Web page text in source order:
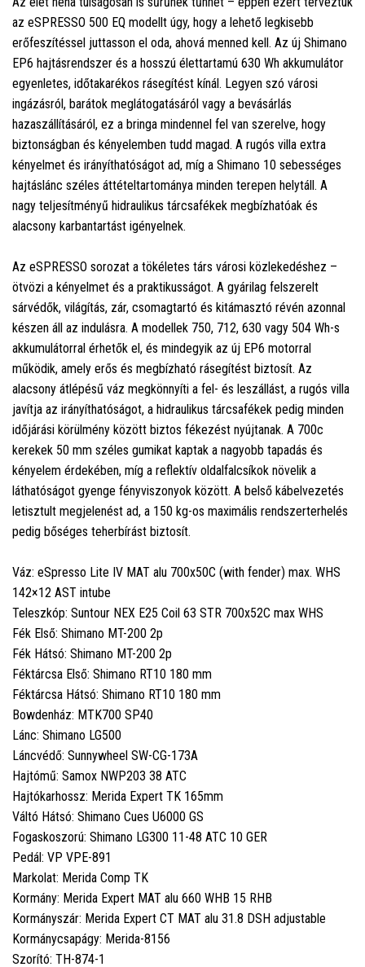
az eSPRESSO 500 EQ modellt úgy, hogy a lehető legkisebb
erőfeszítéssel juttasson el oda, ahová menned kell. Az új Shimano
EP6 hajtásrendszer és a hosszú élettartamú 630 Wh akkumulátor
egyenletes, időtakarékos rásegítést kínál. Legyen szó városi
ingázásról, barátok meglátogatásáról vagy a bevásárlás
hazaszállításáról, ez a bringa mindennel fel van szerelve, hogy
biztonságban és kényelemben tudd magad. A rugós villa extra
kényelmet és irányíthatóságot ad, míg a Shimano 10 sebességes
hajtáslánc széles áttételtartománya minden terepen helytáll. A
nagy teljesítményű hidraulikus tárcsafékek megbízhatóak és
alacsony karbantartást igényelnek.
Az eSPRESSO sorozat a tökéletes társ városi közlekedéshez –
ötvözi a kényelmet és a praktikusságot. A gyárilag felszerelt
sárvédők, világítás, zár, csomagtartó és kitámasztó révén azonnal
készen áll az indulásra. A modellek 750, 712, 630 vagy 504 Wh-s
akkumulátorral érhetők el, és mindegyik az új EP6 motorral
működik, amely erős és megbízható rásegítést biztosít. Az
alacsony átlépésű váz megkönnyíti a fel- és leszállást, a rugós villa
javítja az irányíthatóságot, a hidraulikus tárcsafékek pedig minden
időjárási körülmény között biztos fékezést nyújtanak. A 700c
kerekek 50 mm széles gumikat kaptak a nagyobb tapadás és
kényelem érdekében, míg a reflektív oldalfalcsíkok növelik a
láthatóságot gyenge fényviszonyok között. A belső kábelvezetés
letisztult megjelenést ad, a 150 kg-os maximális rendszerterhelés
pedig bőséges teherbírást biztosít.
Váz: eSpresso Lite IV MAT alu 700x50C (with fender) max. WHS
142×12 AST intube
Teleszkóp: Suntour NEX E25 Coil 63 STR 700x52C max WHS
Fék Első: Shimano MT-200 2p
Fék Hátsó: Shimano MT-200 2p
Féktárcsa Első: Shimano RT10 180 mm
Féktárcsa Hátsó: Shimano RT10 180 mm
Bowdenház: MTK700 SP40
Lánc: Shimano LG500
Láncvédő: Sunnywheel SW-CG-173A
Hajtómű: Samox NWP203 38 ATC
Hajtókarhossz: Merida Expert TK 165mm
Váltó Hátsó: Shimano Cues U6000 GS
Fogaskoszorú: Shimano LG300 11-48 ATC 10 GER
Pedál: VP VPE-891
Markolat: Merida Comp TK
Kormány: Merida Expert MAT alu 660 WHB 15 RHB
Kormányszár: Merida Expert CT MAT alu 31.8 DSH adjustable
Kormánycsapágy: Merida-8156
Szorító: TH-874-1